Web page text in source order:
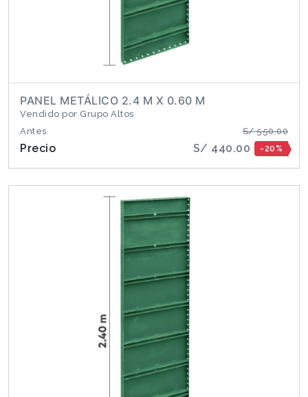
PANEL METÁLICO 2.4 M X 0.60 M
Vendido por Grupo Altos
Antes
S/ 550.00
Precio S/ 440.00 -20%